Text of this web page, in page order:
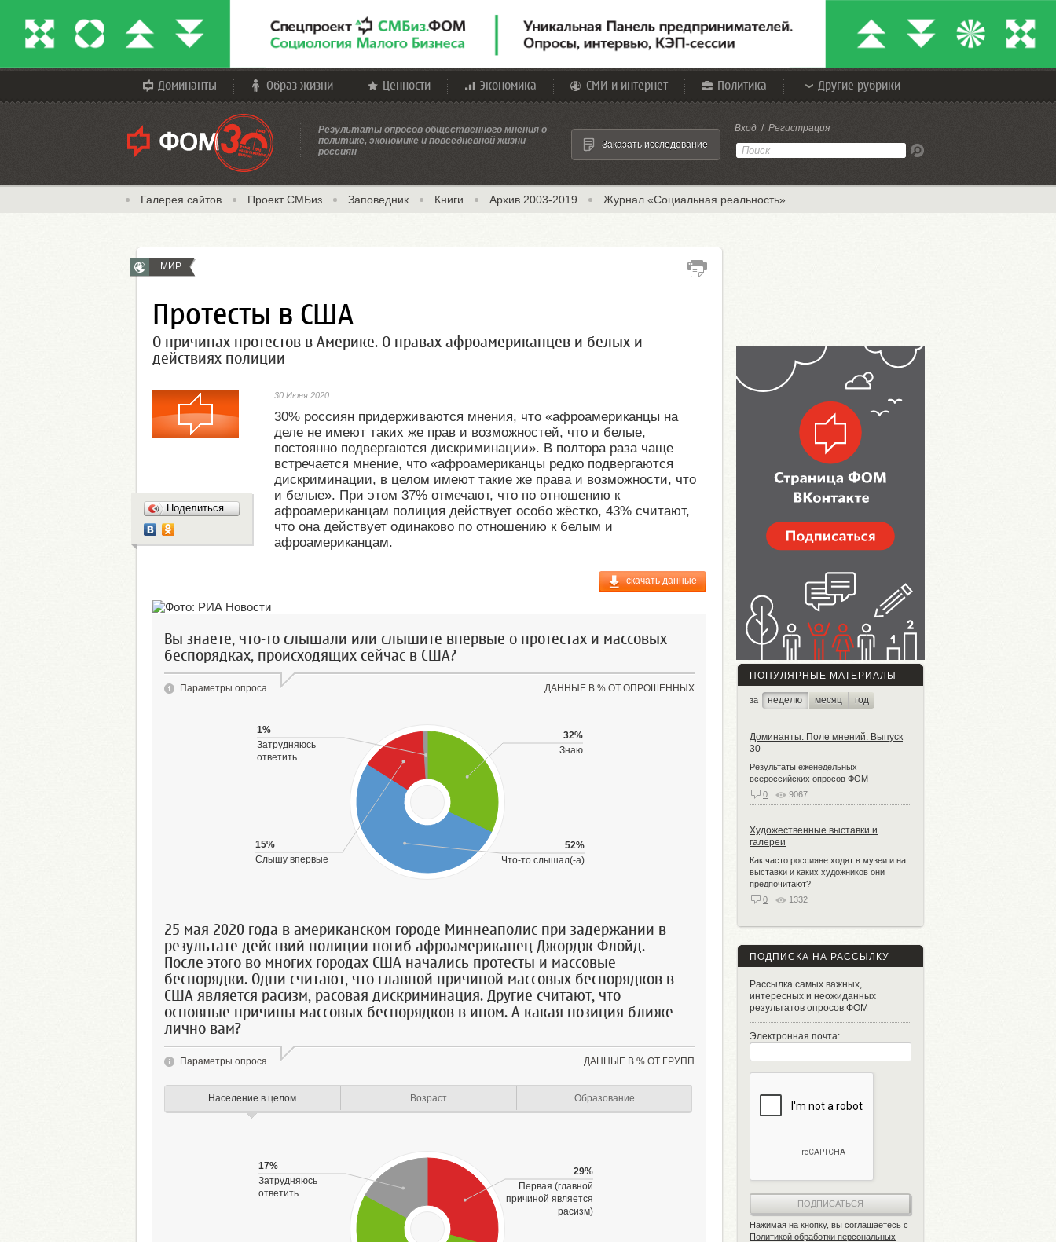
Доминанты Образ жизни Ценности Экономика СМИ и интернет Политика Другие рубрики
Результаты опросов общественного мнения о
политике, экономике и повседневной жизни
россиян
Вход / Регистрация
Галерея сайтов Проект СМБиз Заповедник Книги Архив 2003-2019 Журнал «Социальная реальность»
Заказать исследование
МИР
Протесты в США
О причинах протестов в Америке. О правах афроамериканцев и белых и
действиях полиции
30 Июня 2020
30% россиян придерживаются мнения, что «афроамериканцы на
деле не имеют таких же прав и возможностей, что и белые,
постоянно подвергаются дискриминации». В полтора раза чаще
встречается мнение, что «афроамериканцы редко подвергаются
дискриминации, в целом имеют такие же права и возможности, что
и белые». При этом 37% отмечают, что по отношению к
афроамериканцам полиция действует особо жёстко, 43% считают,
что она действует одинаково по отношению к белым и
афроамериканцам.
скачать данные
Вы знаете, что-то слышали или слышите впервые о протестах и массовых
беспорядках, происходящих сейчас в США?
ДАННЫЕ В % ОТ ОПРОШЕННЫХ
Параметры опроса
32%
Знаю
52%
Что-то слышал(-а)
15%
Слышу впервые
1%
Затрудняюсь
ответить
25 мая 2020 года в американском городе Миннеаполис при задержании в
результате действий полиции погиб афроамериканец Джордж Флойд.
После этого во многих городах США начались протесты и массовые
беспорядки. Одни считают, что главной причиной массовых беспорядков в
США является расизм, расовая дискриминация. Другие считают, что
основные причины массовых беспорядков в ином. А какая позиция ближе
лично вам?
ДАННЫЕ В % ОТ ГРУПП
Параметры опроса
Население в целом Возраст Образование
29%
Первая (главной
причиной является
расизм)
17%
Затрудняюсь
ответить
Поделиться…
ПОПУЛЯРНЫЕ МАТЕРИАЛЫ
за неделю месяц год
Доминанты. Поле мнений. Выпуск
30
Результаты еженедельных
всероссийских опросов ФОМ
0
9067
Художественные выставки и
галереи
Как часто россияне ходят в музеи и на
выставки и каких художников они
предпочитают?
0
1332
ПОДПИСКА НА РАССЫЛКУ
Рассылка самых важных,
интересных и неожиданных
результатов опросов ФОМ
Электронная почта:
ПОДПИСАТЬСЯ
Нажимая на кнопку, вы соглашаетесь с
Политикой обработки персональных